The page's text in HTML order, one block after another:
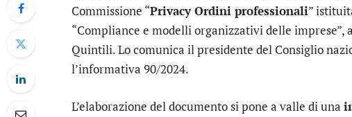
Commissione “Privacy Ordini professionali”
“Compliance e modelli organizzativi delle
Quintili. Lo comunica il presidente del Consiglio
l’informativa 90/2024.
L’elaborazione del documento si pone a valle di una